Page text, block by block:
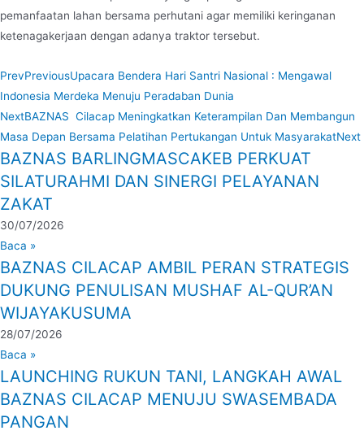
pemanfaatan lahan bersama perhutani agar memiliki keringanan
ketenagakerjaan dengan adanya traktor tersebut.
PrevPreviousUpacara Bendera Hari Santri Nasional : Mengawal
Indonesia Merdeka Menuju Peradaban Dunia
NextBAZNAS Cilacap Meningkatkan Keterampilan Dan Membangun
Masa Depan Bersama Pelatihan Pertukangan Untuk MasyarakatNext
BAZNAS BARLINGMASCAKEB PERKUAT
SILATURAHMI DAN SINERGI PELAYANAN
ZAKAT
30/07/2026
Baca »
BAZNAS CILACAP AMBIL PERAN STRATEGIS
DUKUNG PENULISAN MUSHAF AL-QUR’AN
WIJAYAKUSUMA
28/07/2026
Baca »
LAUNCHING RUKUN TANI, LANGKAH AWAL
BAZNAS CILACAP MENUJU SWASEMBADA
PANGAN